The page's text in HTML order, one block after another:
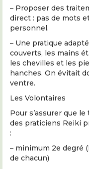
– Proposer des
direct : pas de mots
personnel.
– Une pratique
couverts, les mains
les chevilles et les
hanches. On évitait
ventre.
Les Volontaires
Pour s’assurer que
des praticiens Reiki
:
– minimum 2e degré
de chacun)